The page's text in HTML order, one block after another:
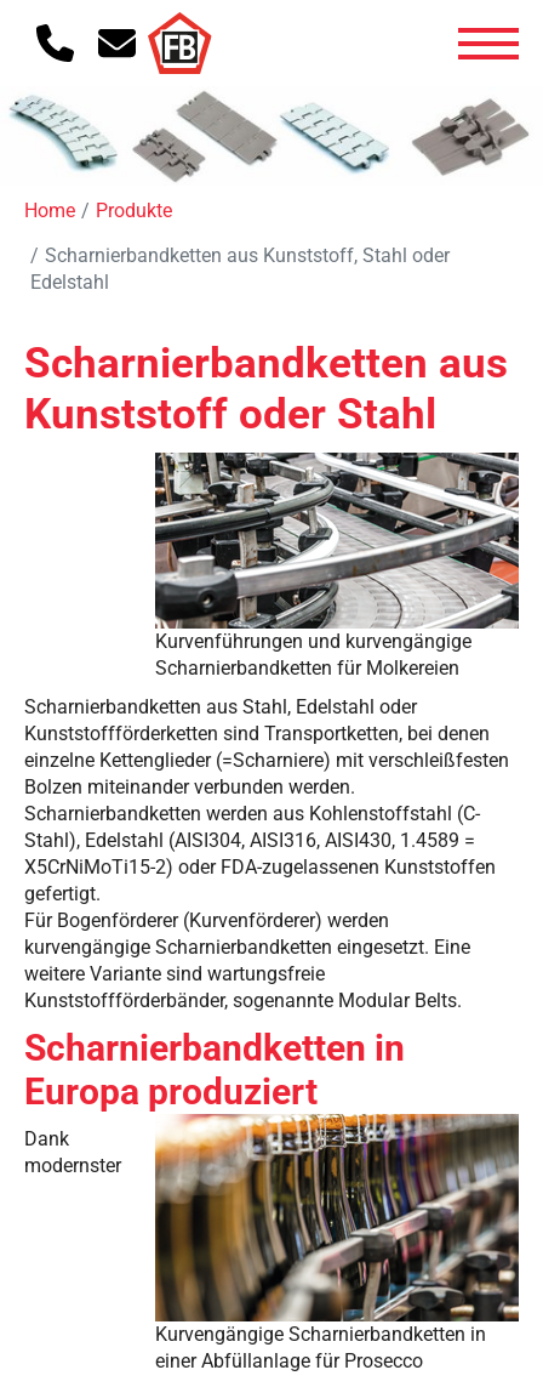
Home
Produkte
Scharnierbandketten aus Kunststoff, Stahl oder
Edelstahl
Scharnierbandketten aus
Kunststoff oder Stahl
Kurvenführungen und kurvengängige
Scharnierbandketten für Molkereien
Scharnierbandketten aus Stahl, Edelstahl oder
Kunststoffförderketten sind Transportketten, bei denen
einzelne Kettenglieder (=Scharniere) mit verschleißfesten
Bolzen miteinander verbunden werden.
Scharnierbandketten werden aus Kohlenstoffstahl (C-
Stahl), Edelstahl (AISI304, AISI316, AISI430, 1.4589 =
X5CrNiMoTi15-2) oder FDA-zugelassenen Kunststoffen
gefertigt.
Für Bogenförderer (Kurvenförderer) werden
kurvengängige Scharnierbandketten eingesetzt. Eine
weitere Variante sind wartungsfreie
Kunststoffförderbänder, sogenannte Modular Belts.
Scharnierbandketten in
Europa produziert
Kurvengängige Scharnierbandketten in
einer Abfüllanlage für Prosecco
Dank
modernster